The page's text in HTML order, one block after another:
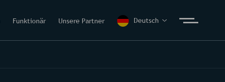
Funktionär Unsere Partner Deutsch